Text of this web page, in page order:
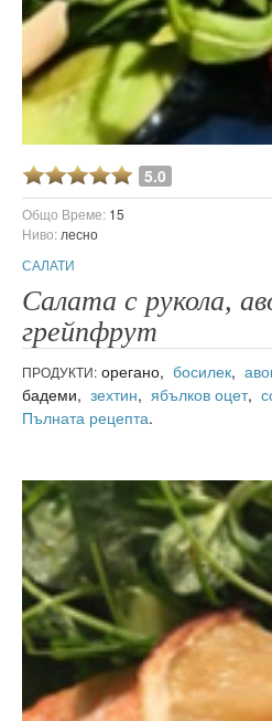
5.0
Общо Време: 15
Ниво: лесно
САЛАТИ
Салата с рукола,
грейпфрут
ПРОДУКТИ: орегано, босилек,
бадеми, зехтин, ябълков оцет,
Пълната рецепта.